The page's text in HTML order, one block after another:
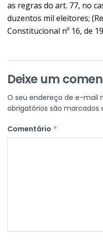
as regras do art. 77, no
duzentos mil eleitores;
Constitucional nº 16, de
Deixe um
O seu endereço de e-mail
obrigatórios são marcados
Comentário *